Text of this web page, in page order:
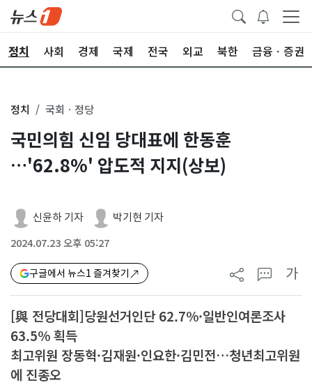
정치 사회 경제 국제 전국 외교 북한 금융ㆍ증권
정치 국회ㆍ정당
국민의힘 신임 당대표에 한동훈
…'62.8%' 압도적 지지(상보)
신윤하 기자 박기현 기자
2024.07.23 오후 05:27
구글에서 뉴스1 즐겨찾기 가
[與 전당대회]당원선거인단 62.7%·일반인여론조사
63.5% 획득
최고위원 장동혁·김재원·인요한·김민전…청년최고위원
에 진종오